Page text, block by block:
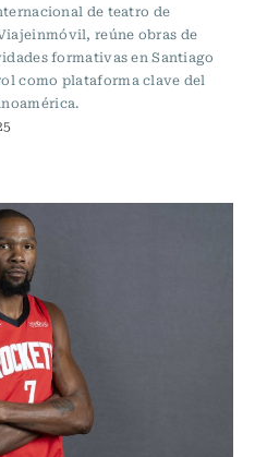
de teatro de
reúne obras de
formativas en Santiago
como plataforma clave del